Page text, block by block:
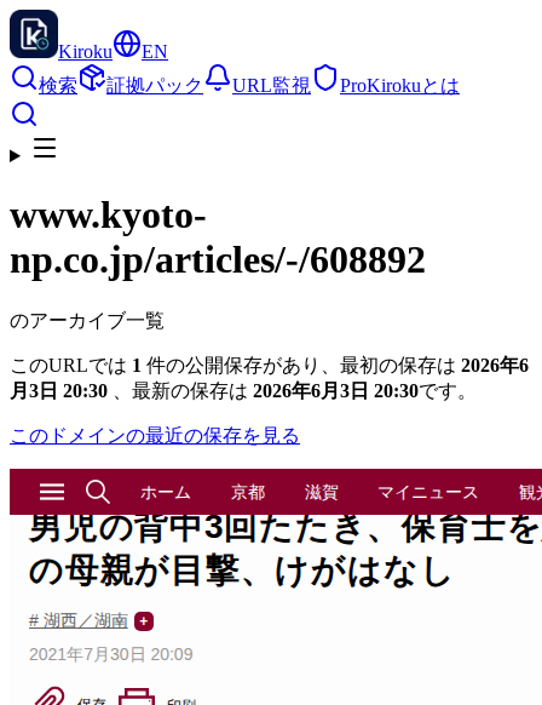
Kiroku
EN
検索
証拠パック URL監視 ProKirokuとは
www.kyoto-
np.co.jp/articles/-/608892
のアーカイブ一覧
このURLでは 1 件の公開保存があり、最初の保存は 2026年6
月3日 20:30
、最新の保存は 2026年6月3日 20:30です。
このドメインの最近の保存を見る